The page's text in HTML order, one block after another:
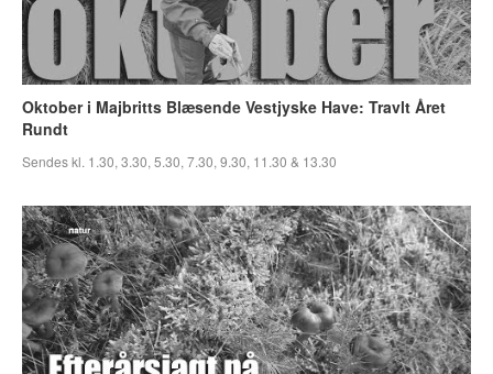
Oktober i Majbritts Blæsende Vestjyske Have: Travlt Året
Rundt
Sendes kl. 1.30, 3.30, 5.30, 7.30, 9.30, 11.30 & 13.30